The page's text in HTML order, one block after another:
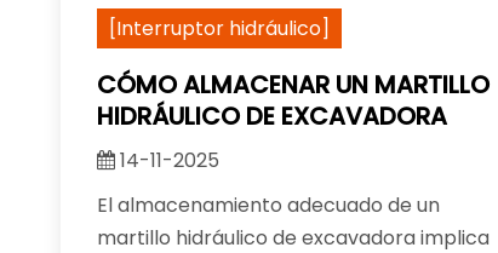
[Interruptor hidráulico]
CÓMO ALMACENAR UN MARTILLO
HIDRÁULICO DE EXCAVADORA
14-11-2025
El almacenamiento adecuado de un
martillo hidráulico de excavadora implica